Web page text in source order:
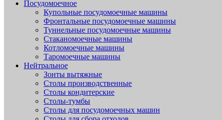
Посудомоечное
Купольные посудомоечные машины
Фронтальные посудомоечные машины
Туннельные посудомоечные машины
Стаканомоечные машины
Котломоечные машины
Таромоечные машины
Нейтральное
Зонты вытяжные
Столы производственные
Столы кондитерские
Столы-тумбы
Столы для посудомоечных машин